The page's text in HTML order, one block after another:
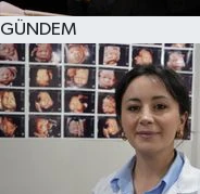
GÜNDEM
Haber Arşivi